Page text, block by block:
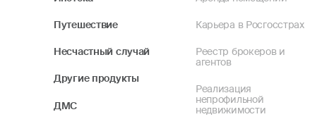
Путешествие
Несчастный случай
Другие продукты
ДМС
Карьера в Росгосстрах
Реестр брокеров и
агентов
Реализация
непрофильной
недвижимости